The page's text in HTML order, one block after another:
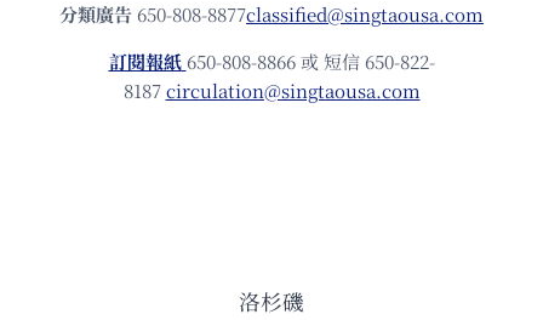
分類廣告 650-808-8877classified@singtaousa.com
訂閱報紙 650-808-8866 或 短信 650-822-
8187circulation@singtaousa.com
洛杉磯